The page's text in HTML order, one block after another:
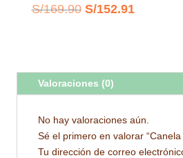
S/169.90 El
era:
S/169.90.
S/152.91El
es:
S/
Valoraciones (0)
No hay valoraciones aún.
Sé el primero en valorar
Tu dirección de correo